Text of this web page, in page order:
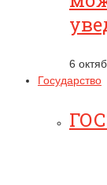
6
Государство